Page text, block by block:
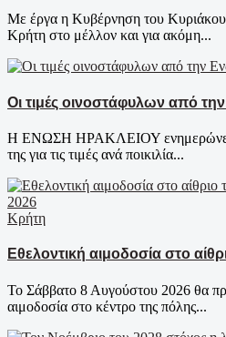
Με έργα η Κυβέρνηση του
Κρήτη στο μέλλον και για ακόμη...
Οι τιμές οινοστάφυλων από
Η ΕΝΩΣΗ ΗΡΑΚΛΕΙΟΥ ενημερώνει
της για τις τιμές ανά ποικιλία...
Κρήτη
Εθελοντική αιμοδοσία στο
Το Σάββατο 8 Αυγούστου 2026 θα
αιμοδοσία στο κέντρο της πόλης...